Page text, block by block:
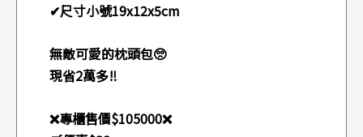
✔尺寸小號19x12x5cm
無敵可愛的枕頭包🥺
現省2萬多‼️
❌專櫃售價$105000❌